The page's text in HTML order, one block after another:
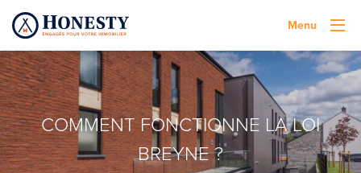
Menu
COMMENT FONCTIONNE LA LOI
BREYNE ?